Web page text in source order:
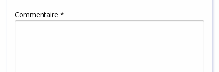
Commentaire *